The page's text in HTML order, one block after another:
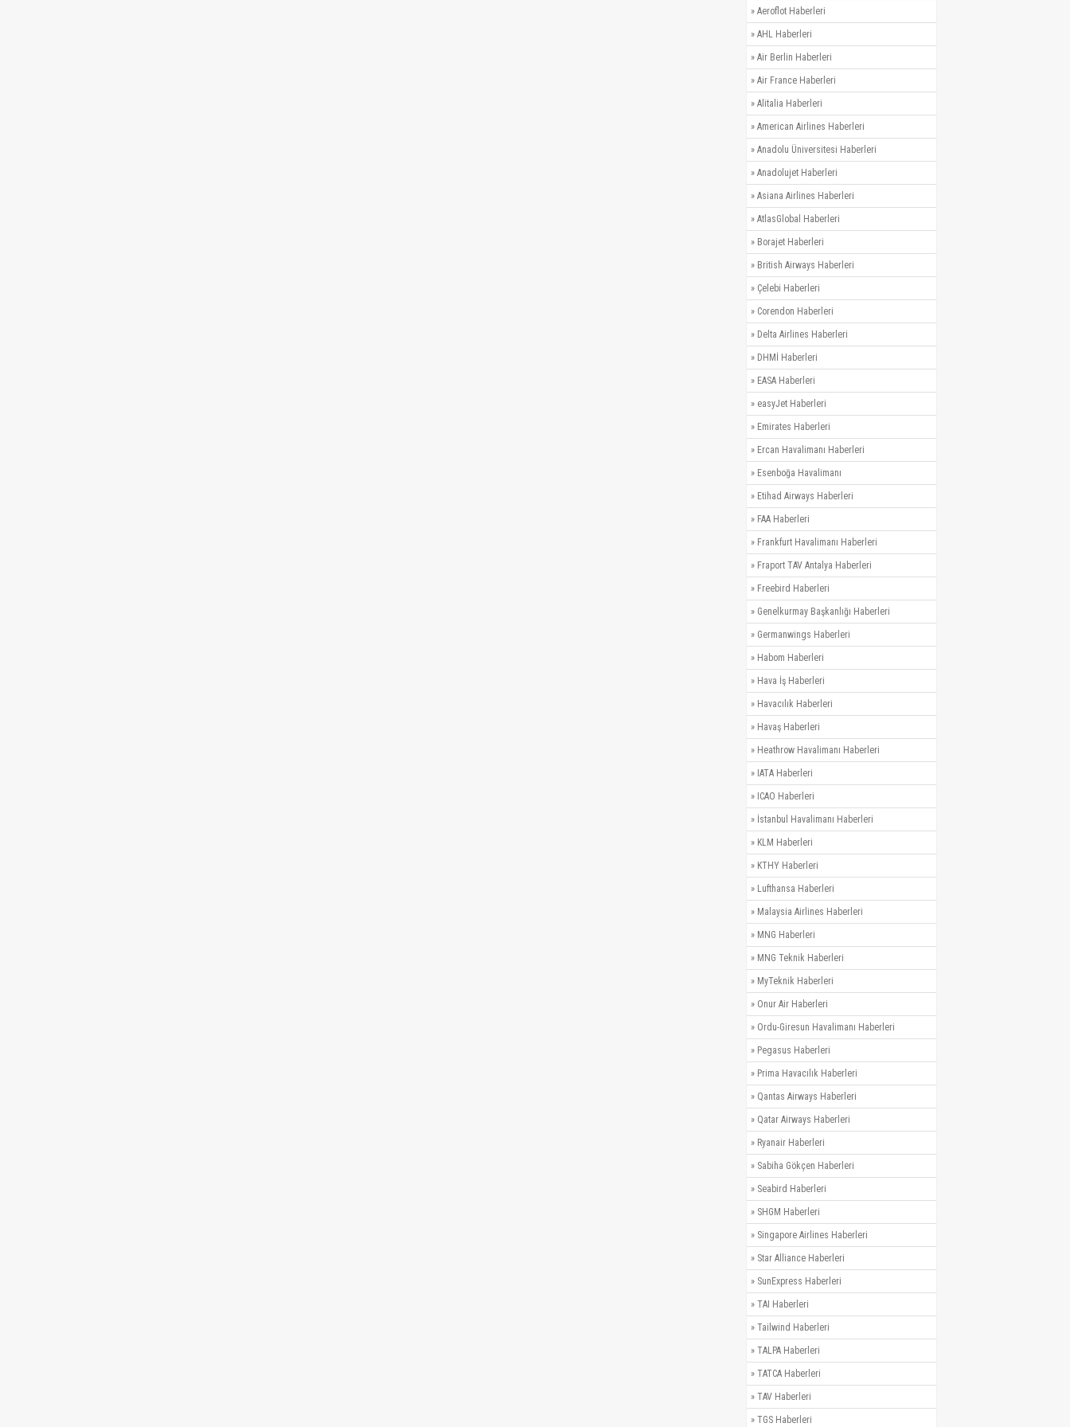
» Aeroflot Haberleri
» AHL Haberleri
» Air Berlin Haberleri
» Air France Haberleri
» Alitalia Haberleri
» American Airlines Haberleri
» Anadolu Üniversitesi Haberleri
» Anadolujet Haberleri
» Asiana Airlines Haberleri
» AtlasGlobal Haberleri
» Borajet Haberleri
» British Airways Haberleri
» Çelebi Haberleri
» Corendon Haberleri
» Delta Airlines Haberleri
» DHMİ Haberleri
» EASA Haberleri
» easyJet Haberleri
» Emirates Haberleri
» Ercan Havalimanı Haberleri
» Esenboğa Havalimanı
» Etihad Airways Haberleri
» FAA Haberleri
» Frankfurt Havalimanı Haberleri
» Fraport TAV Antalya Haberleri
» Freebird Haberleri
» Genelkurmay Başkanlığı Haberleri
» Germanwings Haberleri
» Habom Haberleri
» Hava İş Haberleri
» Havacılık Haberleri
» Havaş Haberleri
» Heathrow Havalimanı Haberleri
» IATA Haberleri
» ICAO Haberleri
» İstanbul Havalimanı Haberleri
» KLM Haberleri
» KTHY Haberleri
» Lufthansa Haberleri
» Malaysia Airlines Haberleri
» MNG Haberleri
» MNG Teknik Haberleri
» MyTeknik Haberleri
» Onur Air Haberleri
» Ordu-Giresun Havalimanı Haberleri
» Pegasus Haberleri
» Prima Havacılık Haberleri
» Qantas Airways Haberleri
» Qatar Airways Haberleri
» Ryanair Haberleri
» Sabiha Gökçen Haberleri
» Seabird Haberleri
» SHGM Haberleri
» Singapore Airlines Haberleri
» Star Alliance Haberleri
» SunExpress Haberleri
» TAI Haberleri
» Tailwind Haberleri
» TALPA Haberleri
» TATCA Haberleri
» TAV Haberleri
» TGS Haberleri